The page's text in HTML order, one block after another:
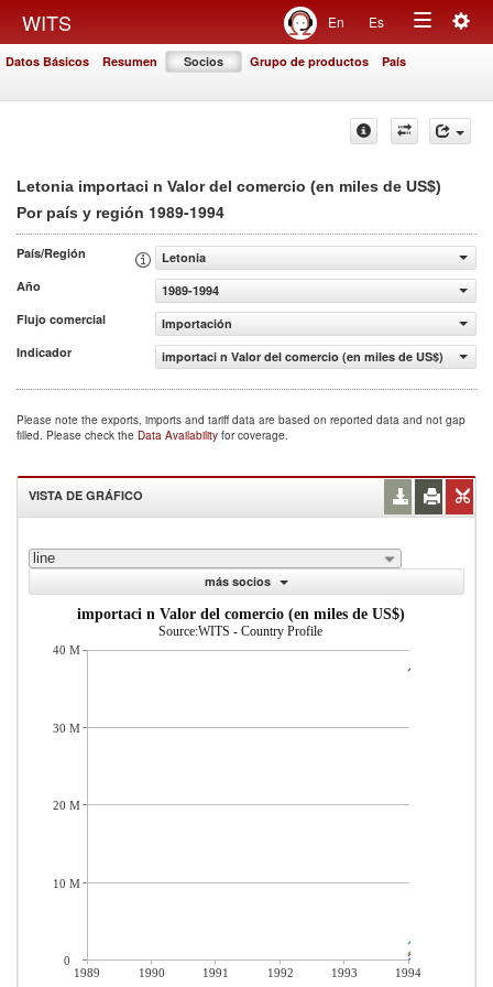
WITS En Es
Toggle
Datos Básicos Resumen Socios Grupo de productos País
Letonia importaci n Valor del comercio (en miles de US$)
Por país y región 1989-1994
País/Región
Letonia
Año
1989-1994
Flujo comercial
Importación
Indicador
importaci n Valor del comercio (en miles de US$)
Please note the exports, imports and tariff data are based on reported data and not gap
filled. Please check the Data Availability for coverage.
VISTA DE GRÁFICO
line
más socios
importaci n Valor del comercio (en miles de US$)
Source:WITS - Country Profile
1989 1990 1991 1992 1993 1994
40 M
30 M
20 M
10 M
0